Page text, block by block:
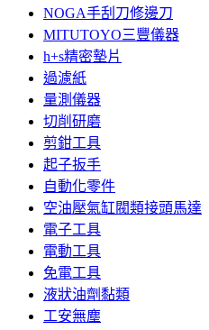
NOGA手刮刀修邊刀
MITUTOYO三豐儀器
h+s精密墊片
過濾紙
量測儀器
切削研磨
剪鉗工具
起子扳手
自動化零件
空油壓氣缸閥類接頭馬達
電子工具
電動工具
免電工具
液狀油劑黏類
工安無塵